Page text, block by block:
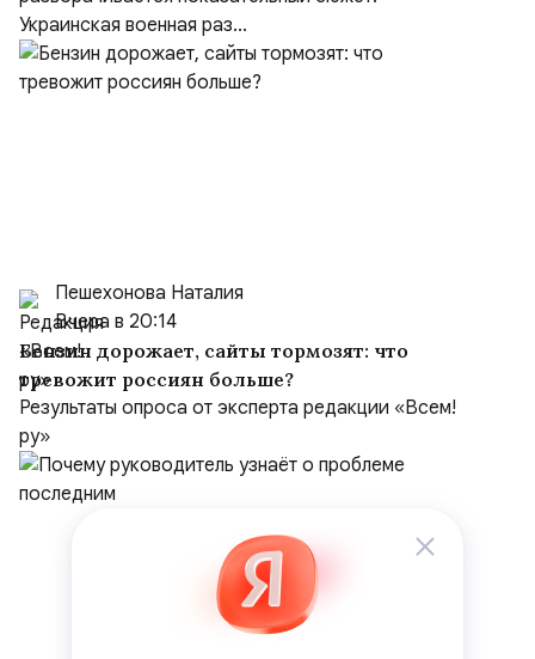
Украинская военная раз...
Пешехонова Наталия
Вчера в 20:14
Бензин дорожает, сайты тормозят: что
тревожит россиян больше?
Результаты опроса от эксперта редакции «Всем!
ру»